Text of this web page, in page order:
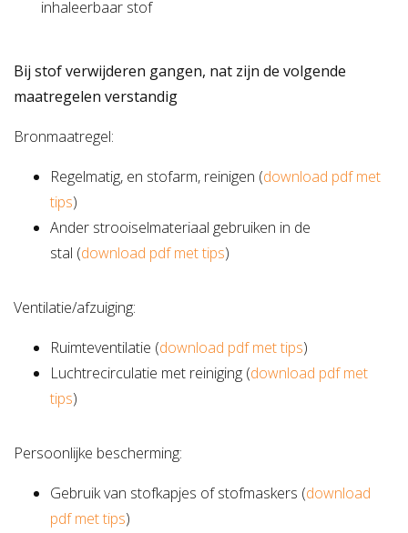
inhaleerbaar stof
Bij stof verwijderen gangen, nat zijn de volgende
maatregelen verstandig
Bronmaatregel:
Regelmatig, en stofarm, reinigen (download pdf met
tips)
Ander strooiselmateriaal gebruiken in de
stal (download pdf met tips)
Ventilatie/afzuiging:
Ruimteventilatie (download pdf met tips)
Luchtrecirculatie met reiniging (download pdf met
tips)
Persoonlijke bescherming:
Gebruik van stofkapjes of stofmaskers (download
pdf met tips)